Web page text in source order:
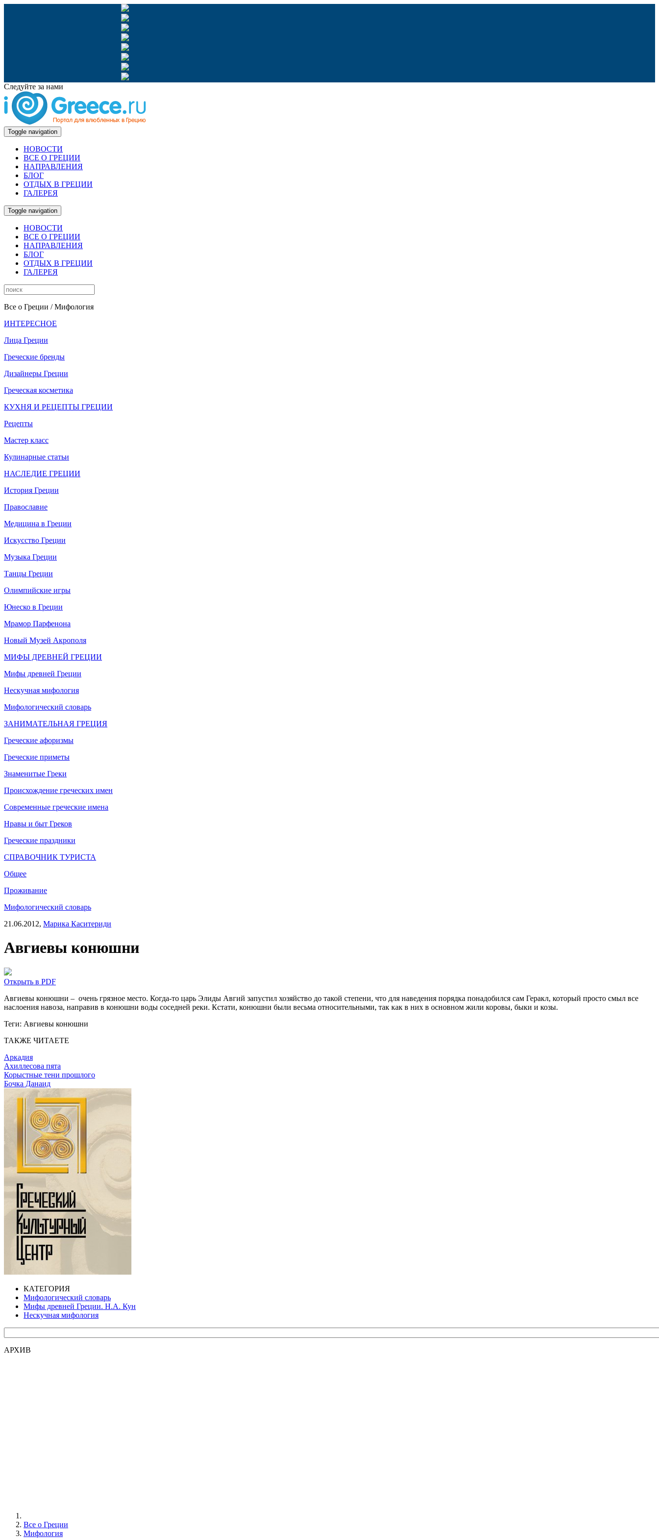
Следуйте за нами
Toggle navigation
НОВОСТИ
ВСЕ О ГРЕЦИИ
НАПРАВЛЕНИЯ
БЛОГ
ОТДЫХ В ГРЕЦИИ
ГАЛЕРЕЯ
Toggle navigation
НОВОСТИ
ВСЕ О ГРЕЦИИ
НАПРАВЛЕНИЯ
БЛОГ
ОТДЫХ В ГРЕЦИИ
ГАЛЕРЕЯ
Все о Греции / Мифология
ИНТЕРЕСНОЕ
Лица Греции
Греческие бренды
Дизайнеры Греции
Греческая косметика
КУХНЯ И РЕЦЕПТЫ ГРЕЦИИ
Рецепты
Мастер класс
Кулинарные статьи
НАСЛЕДИЕ ГРЕЦИИ
История Греции
Православие
Медицина в Греции
Искусство Греции
Музыка Греции
Танцы Греции
Олимпийские игры
Юнеско в Греции
Мрамор Парфенона
Новый Музей Акрополя
МИФЫ ДРЕВНЕЙ ГРЕЦИИ
Мифы древней Греции
Нескучная мифология
Мифологический словарь
ЗАНИМАТЕЛЬНАЯ ГРЕЦИЯ
Греческие афоризмы
Греческие приметы
Знаменитые Греки
Происхождение греческих имен
Современные греческие имена
Нравы и быт Греков
Греческие праздники
СПРАВОЧНИК ТУРИСТА
Общее
Проживание
Мифологический словарь
21.06.2012, Марика Каситериди
Авгиевы конюшни
Открыть в PDF
Авгиевы конюшни – очень грязное место. Когда-то царь Элиды Авгий запустил хозяйство до такой степени, что для наведения порядка понадобился сам Геракл, который просто смыл все
наслоения навоза, направив в конюшни воды соседней реки. Кстати, конюшни были весьма относительными, так как в них в основном жили коровы, быки и козы.
Теги: Авгиевы конюшни
ТАКЖЕ ЧИТАЕТЕ
Аркадия
Ахиллесова пята
Корыстные тени прошлого
Бочка Данаид
КАТЕГОРИЯ
Мифологический словарь
Мифы древней Греции. Н.А. Кун
Нескучная мифология
АРХИВ
Все о Греции
Мифология